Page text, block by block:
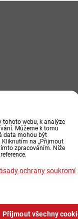
tohoto webu, k analýze
Můžeme k tomu
data mohou být
Kliknutím na „Přijmout
zpracováním. Níže
ochrany soukromí
Přijmout všechny